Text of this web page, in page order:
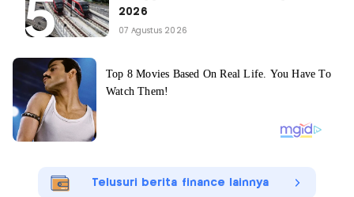
2026
07 Agustus 2026
Telusuri berita finance lainnya